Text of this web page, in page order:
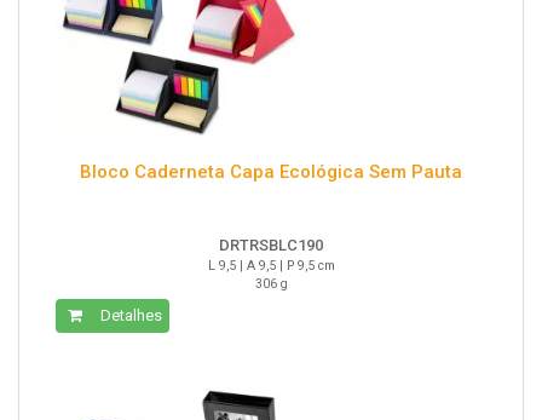
Bloco Caderneta Capa Ecológica Sem Pauta
DRTRSBLC190
L 9,5 | A 9,5 | P 9,5 cm
306 g
Detalhes